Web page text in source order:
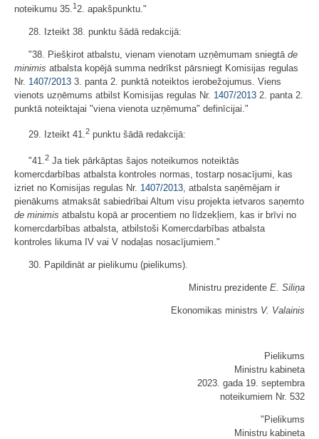
noteikumu 35.12. apakšpunktu."
28. Izteikt 38. punktu šādā redakcijā:
"38. Piešķirot atbalstu, vienam vienotam uzņēmumam sniegtā de
minimis atbalsta kopējā summa nedrīkst pārsniegt Komisijas regulas
Nr. 1407/2013 3. panta 2. punktā noteiktos ierobežojumus. Viens
vienots uzņēmums atbilst Komisijas regulas Nr. 1407/2013 2. panta 2.
punktā noteiktajai "viena vienota uzņēmuma" definīcijai."
29. Izteikt 41.2 punktu šādā redakcijā:
"41. 2 Ja tiek pārkāptas šajos noteikumos noteiktās
komercdarbības atbalsta kontroles normas, tostarp nosacījumi, kas
izriet no Komisijas regulas Nr. 1407/2013 , atbalsta saņēmējam ir
pienākums atmaksāt sabiedrībai Altum visu projekta ietvaros saņemto
de minimis atbalstu kopā ar procentiem no līdzekļiem, kas ir brīvi no
komercdarbības atbalsta, atbilstoši Komercdarbības atbalsta
kontroles likuma IV vai V nodaļas nosacījumiem."
30. Papildināt ar pielikumu (pielikums).
Ministru prezidente E. Siliņa
Ekonomikas ministrs V. Valainis
Pielikums
Ministru kabineta
2023. gada 19. septembra
noteikumiem Nr. 532
"Pielikums
Ministru kabineta